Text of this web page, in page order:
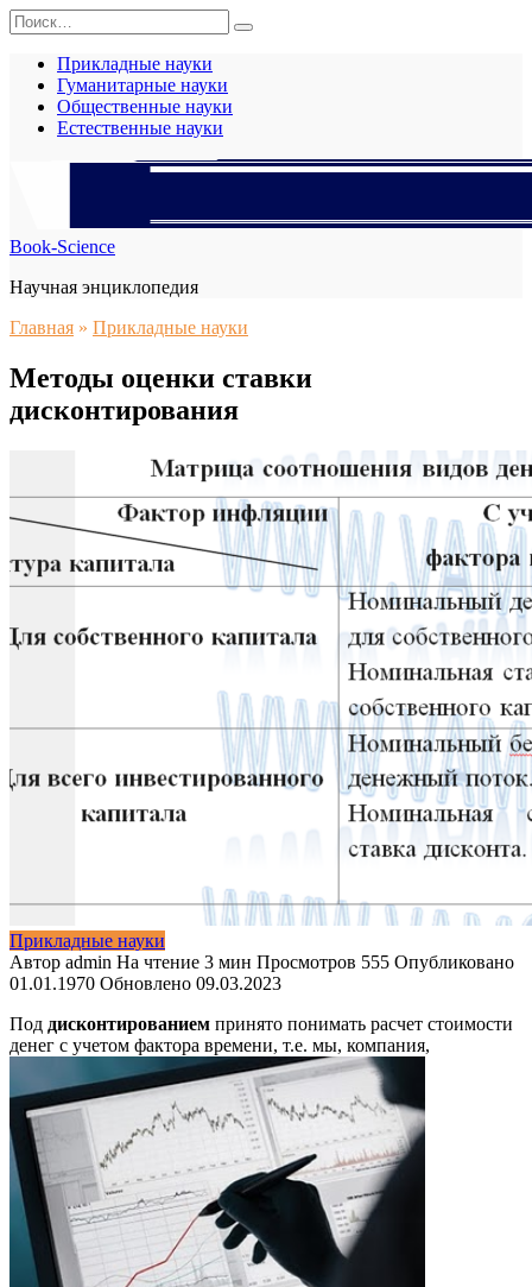
Перейти
к
содержанию
Search
for:
Прикладные науки
Гуманитарные науки
Общественные науки
Естественные науки
Book-Science
Научная энциклопедия
Главная » Прикладные науки
Методы оценки ставки
дисконтирования
Прикладные науки
Автор admin На чтение 3 мин Просмотров 555 Опубликовано
01.01.1970 Обновлено 09.03.2023
Под дисконтированием принято понимать расчет стоимости
денег с учетом фактора времени, т.е. мы, компания,